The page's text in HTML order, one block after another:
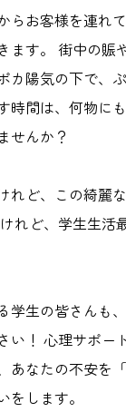
らお客様を連れ
ます。 街中の賑
カ陽気の下で、
時間は、何物に
せんか？
れど、この綺麗
れど、学生生活
学生の皆さんも
い！ 心理サポー
あなたの不安を
します。